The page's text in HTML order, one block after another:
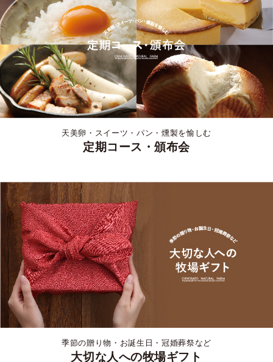
天美卵・スイーツ・パン・燻製を愉しむ
定期コース・頒布会
季節の贈り物・お誕生日・冠婚葬祭など
大切な人への牧場ギフト